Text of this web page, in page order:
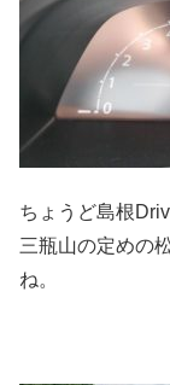
ちょうど島根
三瓶山の定めの
ね。